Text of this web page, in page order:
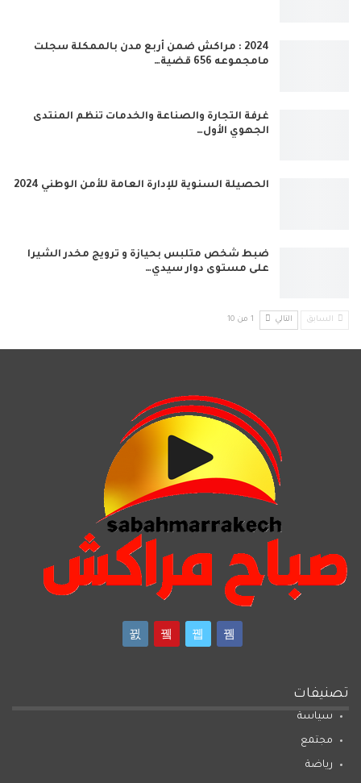
2024 : مراكش ضمن أربع مدن بالممكلة سجلت
مامجموعه 656 قضية…
غرفة التجارة والصناعة والخدمات تنظم المنتدى
الجهوي الأول…
الحصيلة السنوية للإدارة العامة للأمن الوطني 2024
ضبط شخص متلبس بحيازة و ترويج مخدر الشيرا
على مستوى دوار سيدي…
السابق التالي 1 من 10
تصنيفات
سياسة
مجتمع
رياضة